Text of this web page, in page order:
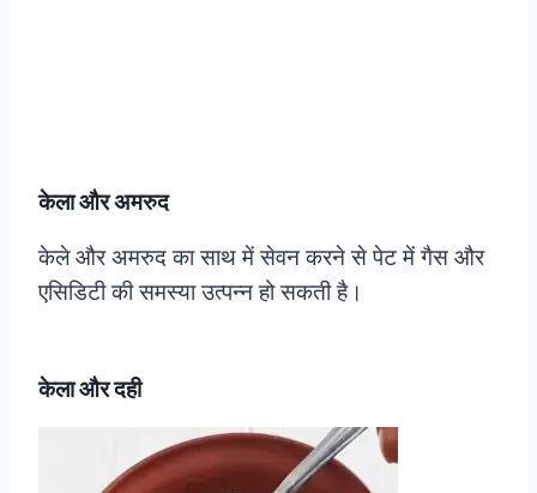
केला और अमरुद
केले और अमरुद का साथ में सेवन करने से पेट में गैस और
एसिडिटी की समस्या उत्पन्न हो सकती है।
केला और दही